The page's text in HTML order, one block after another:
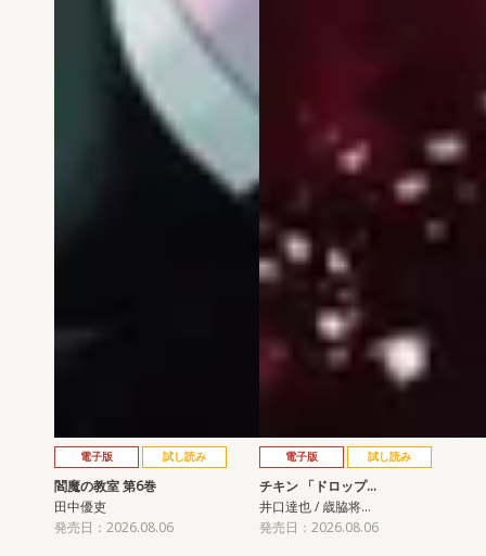
電子版 試し読み
閻魔の教室 第6巻
田中優吏
発売日：2026.08.06
電子版 試し読み
チキン 「ドロップ…
井口達也 / 歳脇将…
発売日：2026.08.06